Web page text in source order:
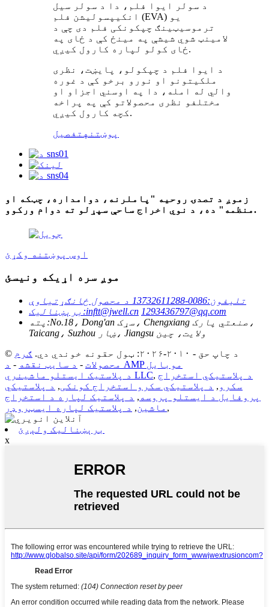
د سولر ایوا فلم، دا د سولر سیل
انکیپسولیشن فلم (EVA) یو
ترموسیټینګ چپکونکی فلم دی چې د
لامینټ شوي شیشې په مینځ کې د ځای په
ځای کولو لپاره کارول کیږي.
د ایوا فلم د چپکولو، پایښت، نظری
ملکیتونو او نورو برخو کې د غوره
والي له امله، دا په اوسني اجزاو او
مختلفو نظری محصولاتو کې په پراخه
کچه کارول کیږي.
پوښتنه تفصیل
زموږ د تصدۍ روحیه "پاملرنه، دوامداره، چټکه او
منظمه" ده، د نوي اخراج ساحې سپړلو ته دوام ورکوو.
اوس پوښتنه وکړئ
موږ سره اړیکه ونیسئ
تلیفون:0086-13732611288 د محصول ځانګړتیاوې
برېښنالیک:inftt@jwell.cn 1293436797@qq.com
پته:No.18، Dong'an سړک، Chengxiang صنعتي پارک،
Taicang، Suzhou ښار، Jiangsu ولايت، چين
© د چاپ حق - ۲۰۱۰-۲۰۲۶: ټول حقونه خوندي دي.
ګرم
محصولات - د سایټ نقشه -
د AMP موبایل
د پلاستیک ایستلو ماشینري LLC, د پلاستيکي استخراج
سکرو , د پلاستيکي سکرو استخراج کونکی, د پلاستيکي
پروفایل د ایستلو پروسه , د پلاستيک لپاره د استخراج
ماشین, د پلاستيک لپاره ايسټروډر ,
برېښنالیک ولېږئ
x